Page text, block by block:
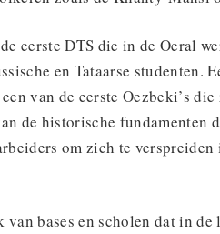
eerste DTS die in de Oeral
en Tataarse studenten.
van de eerste Oezbeki’s
de historische fundamenten
om zich te verspreiden
bases en scholen dat in